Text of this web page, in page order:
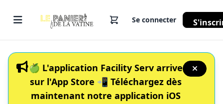
Se connecter
🍏 L'application Facility Serv arrive
sur l'App Store 📲 Téléchargez dès
maintenant notre application iOS